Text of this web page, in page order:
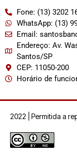
Fone: (13) 3202
WhatsApp: (13)
Email:
Endereço: Av.
Santos/SP
CEP: 11050-200
Horário de
2022 | Permitida a